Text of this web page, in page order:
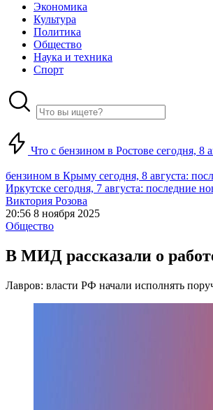
Экономика
Культура
Политика
Общество
Наука и техника
Спорт
Что с бензином в Ростове сегодня, 8
бензином в Крыму сегодня, 8 августа:
Иркутске сегодня, 7 августа: последние
Виктория Розова
20:56 8 ноября 2025
Общество
В МИД рассказали о
Лавров: власти РФ начали исполнять